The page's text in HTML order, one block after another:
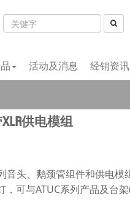
活动及消息 经销资讯
供电模组
音头、鹅颈管组件和供电模
，可与ATUC系列产品及台